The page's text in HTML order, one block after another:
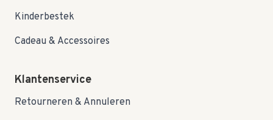
Kinderbestek
Cadeau & Accessoires
Klantenservice
Retourneren & Annuleren